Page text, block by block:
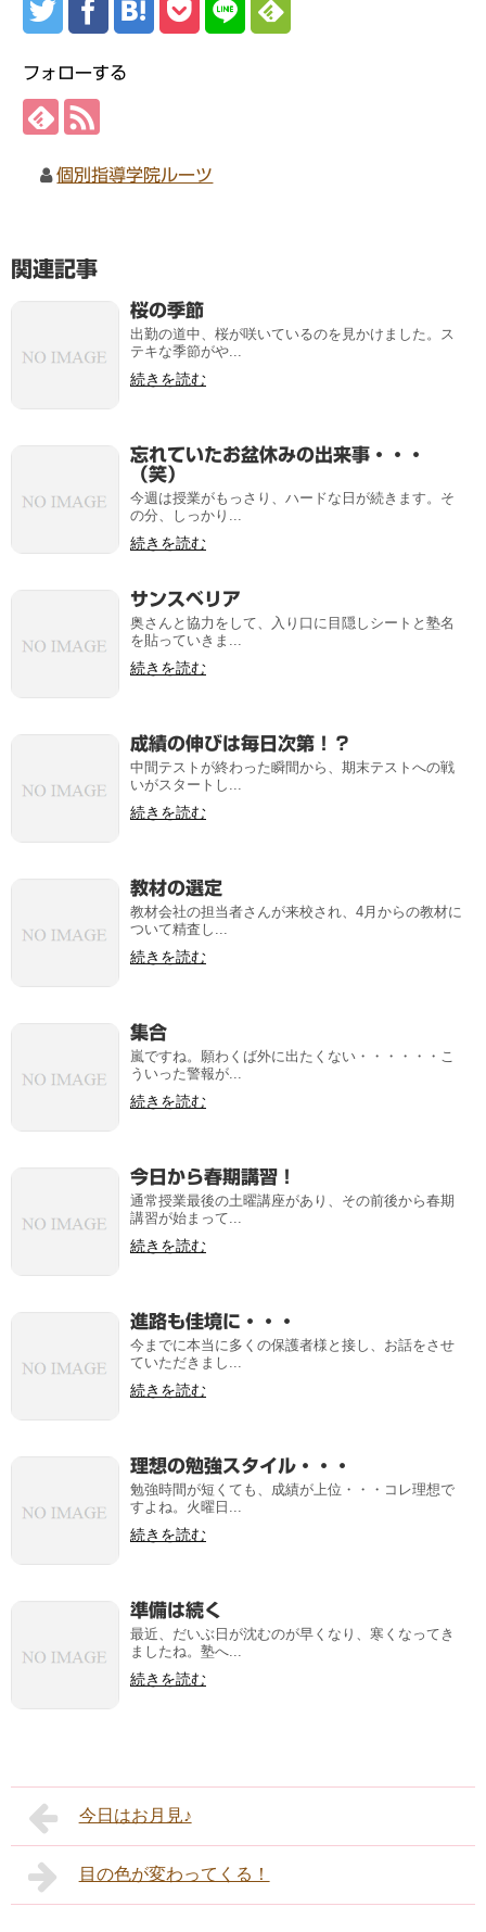
フォローする
個別指導学院ルーツ
関連記事
桜の季節
出勤の道中、桜が咲いているのを見かけました。ス
テキな季節がや...
続きを読む
忘れていたお盆休みの出来事・・・
（笑）
今週は授業がもっさり、ハードな日が続きます。そ
の分、しっかり...
続きを読む
サンスベリア
奥さんと協力をして、入り口に目隠しシートと塾名
を貼っていきま...
続きを読む
成績の伸びは毎日次第！？
中間テストが終わった瞬間から、期末テストへの戦
いがスタートし...
続きを読む
教材の選定
教材会社の担当者さんが来校され、4月からの教材に
ついて精査し...
続きを読む
集合
嵐ですね。願わくば外に出たくない・・・・・・こ
ういった警報が...
続きを読む
今日から春期講習！
通常授業最後の土曜講座があり、その前後から春期
講習が始まって...
続きを読む
進路も佳境に・・・
今までに本当に多くの保護者様と接し、お話をさせ
ていただきまし...
続きを読む
理想の勉強スタイル・・・
勉強時間が短くても、成績が上位・・・コレ理想で
すよね。火曜日...
続きを読む
準備は続く
最近、だいぶ日が沈むのが早くなり、寒くなってき
ましたね。塾へ...
続きを読む
今日はお月見♪
目の色が変わってくる！